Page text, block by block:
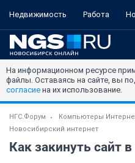
Недвижимость Работа
На информационном ресурсе
файлы. Оставаясь на сайте, вы
согласие на их использование.
НГС.Форум
Компьютеры
Новосибирский интернет
Как закинуть сайт